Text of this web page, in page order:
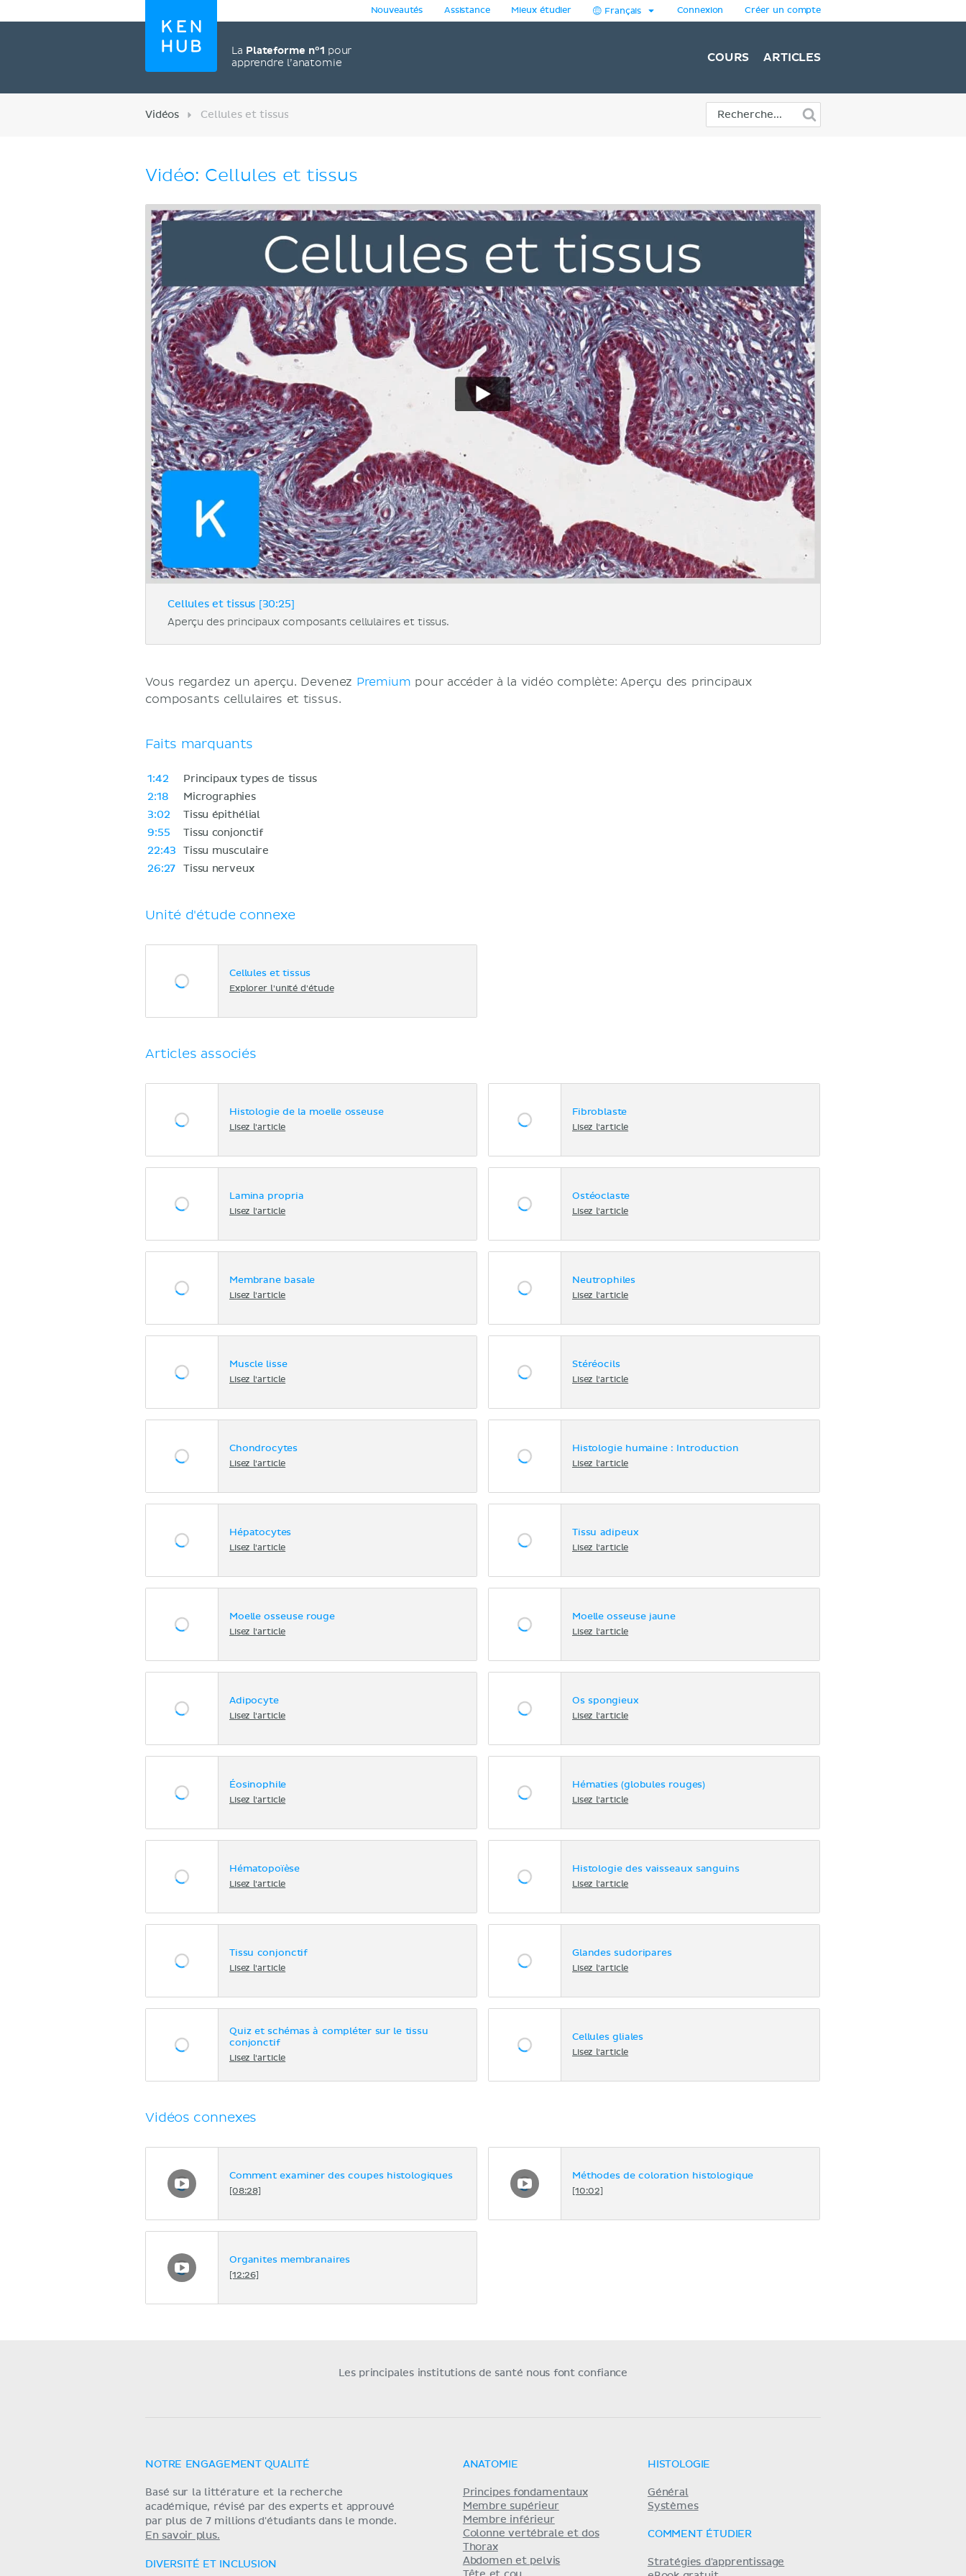
La Plateforme n°1 pour
apprendre l’anatomie
Nouveautés Assistance Mieux étudier Français Connexion Créer un compte
COURS ARTICLES
Vidéos Cellules et tissus
Vidéo: Cellules et tissus
Cellules et tissus [30:25]
Aperçu des principaux composants cellulaires et tissus.
Vous regardez un aperçu. Devenez Premium pour accéder à la vidéo complète: Aperçu des principaux
composants cellulaires et tissus.
Faits marquants
1:42
Principaux types de tissus
2:18
Micrographies
3:02
Tissu épithélial
9:55
Tissu conjonctif
22:43
Tissu musculaire
26:27
Tissu nerveux
Unité d'étude connexe
Cellules et tissus
Explorer l'unité d'étude
Articles associés
Histologie de la moelle osseuse
Lisez l'article
Fibroblaste
Lisez l'article
Lamina propria
Lisez l'article
Ostéoclaste
Lisez l'article
Membrane basale
Lisez l'article
Neutrophiles
Lisez l'article
Muscle lisse
Lisez l'article
Stéréocils
Lisez l'article
Chondrocytes
Lisez l'article
Histologie humaine : Introduction
Lisez l'article
Hépatocytes
Lisez l'article
Tissu adipeux
Lisez l'article
Moelle osseuse rouge
Lisez l'article
Moelle osseuse jaune
Lisez l'article
Adipocyte
Lisez l'article
Os spongieux
Lisez l'article
Éosinophile
Lisez l'article
Hématies (globules rouges)
Lisez l'article
Hématopoïèse
Lisez l'article
Histologie des vaisseaux sanguins
Lisez l'article
Tissu conjonctif
Lisez l'article
Glandes sudoripares
Lisez l'article
Quiz et schémas à compléter sur le tissu
conjonctif
Lisez l'article
Cellules gliales
Lisez l'article
Vidéos connexes
Comment examiner des coupes histologiques
[08:28]
Méthodes de coloration histologique
[10:02]
Organites membranaires
[12:26]
Les principales institutions de santé nous font confiance
NOTRE ENGAGEMENT QUALITÉ
Basé sur la littérature et la recherche
académique, révisé par des experts et approuvé
par plus de 7 millions d'étudiants dans le monde.
En savoir plus.
DIVERSITÉ ET INCLUSION
ANATOMIE
Principes fondamentaux
Membre supérieur
Membre inférieur
Colonne vertébrale et dos
Thorax
Abdomen et pelvis
HISTOLOGIE
Général
Systèmes
COMMENT ÉTUDIER
Stratégies d'apprentissage